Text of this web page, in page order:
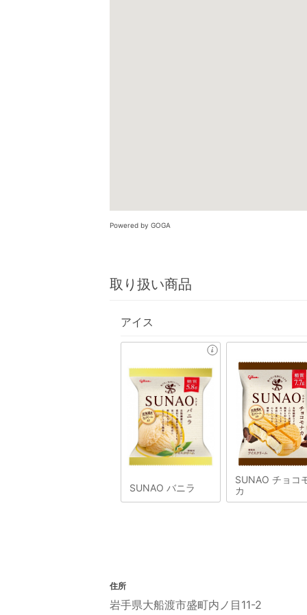
Powered by GOGA
取り扱い商品
アイス
SUNAO バニラ
SUNAO チョコ
カ
住所
岩手県大船渡市盛町内ノ目11-2